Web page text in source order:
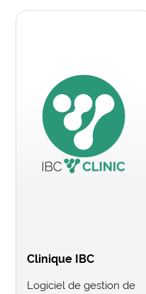
Clinique IBC
Logiciel de gestion de